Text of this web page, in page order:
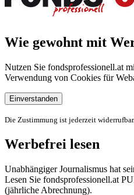
Wie gewohnt mit
Nutzen Sie fondsprofessionell.at
Verwendung von Cookies für
Einverstanden
Die Zustimmung ist jederzeit widerrufbar.
Werbefrei lesen
Unabhängiger Journalismus hat
Lesen Sie fondsprofessionell.at
(jährliche Abrechnung).